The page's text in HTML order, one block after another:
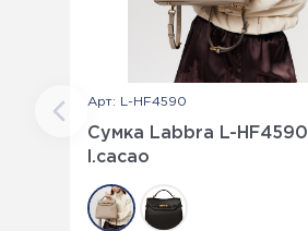
Арт: L-HF4590
Сумка Labbra L-HF4590
l.cacao